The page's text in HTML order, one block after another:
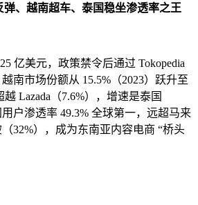
、越南超车、泰国稳坐渗透率之王
亿美元，政策禁令后通过 Tokopedia
南市场份额从 15.5%（2023）跃升至
越 Lazada（7.6%），增速是泰国
用户渗透率 49.3% 全球第一，远超马来
32%），成为东南亚内容电商 “桥头